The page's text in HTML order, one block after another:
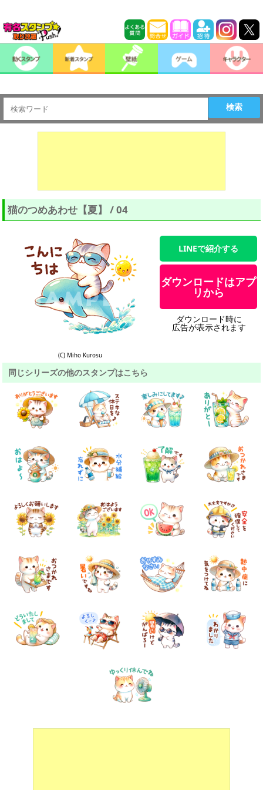
検索
猫のつめあわせ【夏】 / 04
(C) Miho Kurosu
LINEで紹介する
ダウンロードはアプ
リから
ダウンロード時に
広告が表示されます
同じシリーズの他のスタンプはこちら